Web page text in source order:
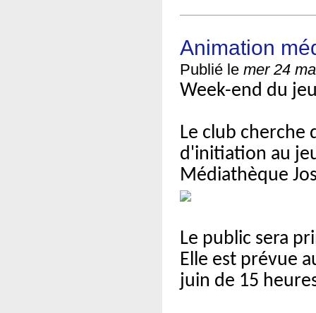
Animation
Publié le mer 24
Week-end du
Le club cherche
d'initiation au
Médiathèque
Le public sera
Elle est prévue
juin de 15